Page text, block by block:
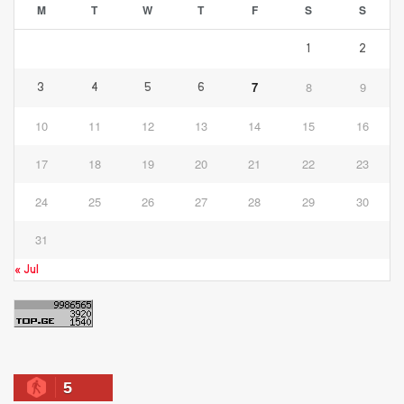
M T W T F S S
1 2
3 4 5 6 7 8 9
10 11 12 13 14 15 16
17 18 19 20 21 22 23
24 25 26 27 28 29 30
31
« Jul
5